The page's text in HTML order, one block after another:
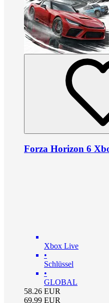
Forza Horizon 6
Xbox Live
•
Schlüssel
•
GLOBAL
58.26 EUR
69.99 EUR